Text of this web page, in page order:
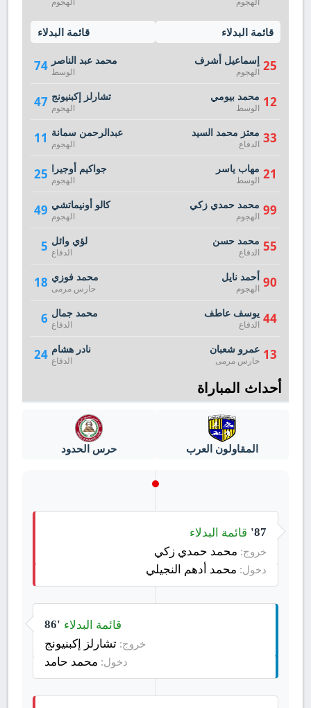
قائمة البدلاء
74 محمد عبد الناصر
الوسط
47 تشارلز إكبنيونج
الهجوم
11 عبدالرحمن سمانة
الهجوم
25 جواكيم أوجيرا
الهجوم
49 كالو أونيماتشي
الهجوم
5 لؤي وائل
الدفاع
18 محمد فوزي
حارس مرمى
6 محمد جمال
الدفاع
24 نادر هشام
الدفاع
قائمة البدلاء
25 إسماعيل أشرف
الهجوم
12 محمد بيومي
الوسط
33 معتز محمد السيد
الدفاع
21 مهاب ياسر
الوسط
99 محمد حمدي زكي
الهجوم
55 محمد حسن
الدفاع
90 أحمد نايل
الهجوم
44 يوسف عاطف
الدفاع
13 عمرو شعبان
حارس مرمى
أحداث المباراة
المقاولون العرب حرس الحدود
87' قائمة البدلاء
خروج: محمد حمدي زكي
دخول: محمد أدهم النجيلي
86' قائمة البدلاء
خروج: تشارلز إكبنيونج
دخول: محمد حامد